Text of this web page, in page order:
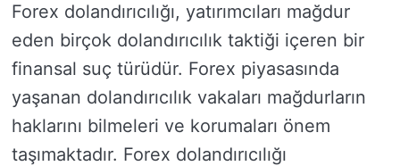
Forex dolandırıcılığı, yatırımcıları mağdur
eden birçok dolandırıcılık taktiği içeren bir
finansal suç türüdür. Forex piyasasında
yaşanan dolandırıcılık vakaları mağdurların
haklarını bilmeleri ve korumaları önem
taşımaktadır. Forex dolandırıcılığı